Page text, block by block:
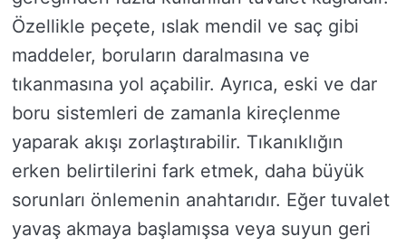
Özellikle peçete, ıslak mendil ve saç gibi
maddeler, boruların daralmasına ve
tıkanmasına yol açabilir. Ayrıca, eski ve dar
boru sistemleri de zamanla kireçlenme
yaparak akışı zorlaştırabilir. Tıkanıklığın
erken belirtilerini fark etmek, daha büyük
sorunları önlemenin anahtarıdır. Eğer tuvalet
yavaş akmaya başlamışsa veya suyun geri